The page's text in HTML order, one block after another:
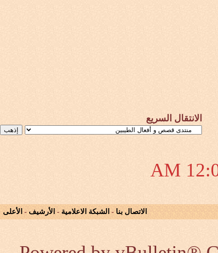
الانتقال السريع
12:07
الاتصال بنا - الشبكة الاعلامية - الأرشيف - الأعلى